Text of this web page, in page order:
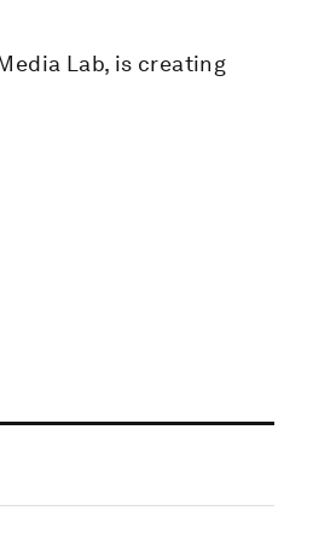
Lab, is creating